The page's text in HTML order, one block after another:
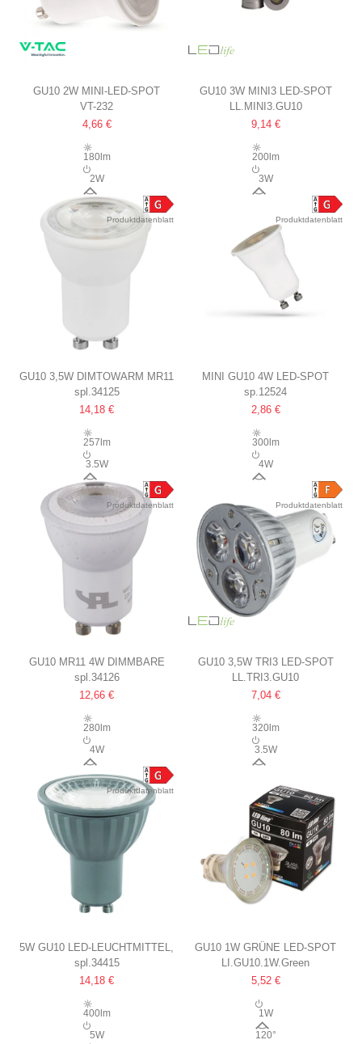
GU10 2W MINI-LED-SPOT
Ø35 MM
VT-232
4,66 €
180lm
2W
38°
GU10 3W MINI3 LED-SPOT
Ø35MM, MINI GU10
LL.MINI3.GU10
9,14 €
200lm
3W
Produktdatenblatt
GU10 3,5W DIMTOWARM MR11
LED-LAMPE
2200-2700K, 36°, DIMMBAR
spl.34125
14,18 €
257lm
3.5W
36°
Produktdatenblatt
MINI GU10 4W LED-SPOT
Ø35MM
sp.12524
2,86 €
300lm
4W
Produktdatenblatt
GU10 MR11 4W DIMMBARE
LED-LAMPE
280LM, 2700K, 35 GRAD
spl.34126
12,66 €
280lm
4W
35°
Produktdatenblatt
GU10 3,5W TRI3 LED-SPOT
12V
LL.TRI3.GU10
7,04 €
320lm
3.5W
Produktdatenblatt
5W GU10 LED-LEUCHTMITTEL,
24-30V
400LM, 38°, 2700K, MR16
BAUFORM
spl.34415
14,18 €
400lm
5W
GU10 1W GRÜNE LED-SPOT
LI.GU10.1W.Green
5,52 €
1W
120°